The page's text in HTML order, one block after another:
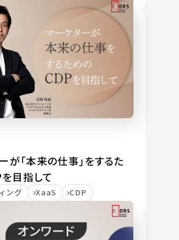
が「本来の仕事」をするた
目指して
ング XaaS CDP